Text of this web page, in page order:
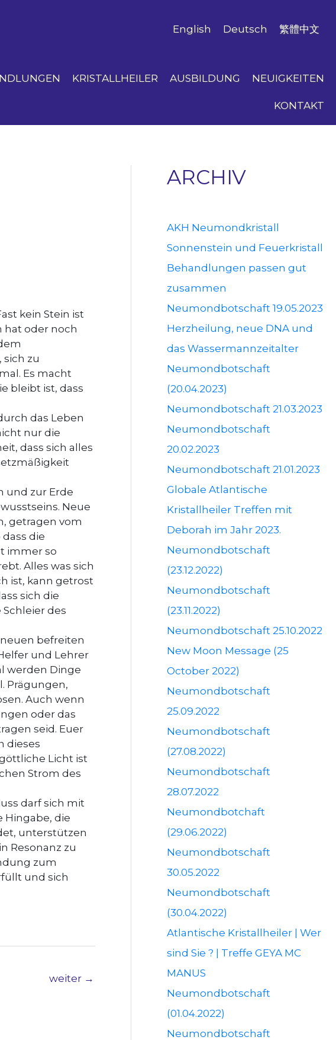
English Deutsch 繁體中文
KRISTALLHEILER AUSBILDUNG NEUIGKEITEN
KONTAKT
kein Stein ist
hat oder noch
zu
Es macht
bleibt ist, dass
das Leben
nur die
dass sich alles
und zur Erde
Neue
getragen vom
die
immer so
Alles was sich
ist, kann getrost
sich die
des
befreiten
und Lehrer
werden Dinge
Prägungen,
Auch wenn
oder das
seid. Euer
dieses
Licht ist
Strom des
darf sich mit
Hingabe, die
unterstützen
Resonanz zu
zum
und sich
weiter →
ARCHIV
AKH Neumondkristall
Sonnenstein und Feuerkristall
Behandlungen passen gut
zusammen
Neumondbotschaft 19.05.2023
Herzheilung, neue DNA und
das Wassermannzeitalter
Neumondbotschaft
(20.04.2023)
Neumondbotschaft 21.03.2023
Neumondbotschaft
20.02.2023
Neumondbotschaft 21.01.2023
Globale Atlantische
Kristallheiler Treffen mit
Deborah im Jahr 2023.
Neumondbotschaft
(23.12.2022)
Neumondbotschaft
(23.11.2022)
Neumondbotschaft 25.10.2022
New Moon Message (25
October 2022)
Neumondbotschaft
25.09.2022
Neumondbotschaft
(27.08.2022)
Neumondbotschaft
28.07.2022
Neumondbotchaft
(29.06.2022)
Neumondbotschaft
30.05.2022
Neumondbotschaft
(30.04.2022)
Atlantische Kristallheiler | Wer
sind Sie ? | Treffe GEYA MC
MANUS
Neumondbotschaft
(01.04.2022)
Neumondbotschaft